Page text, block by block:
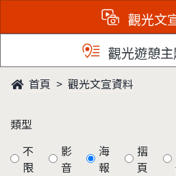
觀光文
觀光遊憩
首頁 觀光文宣資料
類型
不
限
影
音
海
報
摺
頁